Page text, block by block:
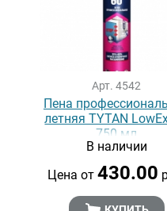
Арт. 4542
Пена
летняя TYTAN
750 мл
В наличии
Цена от430.00